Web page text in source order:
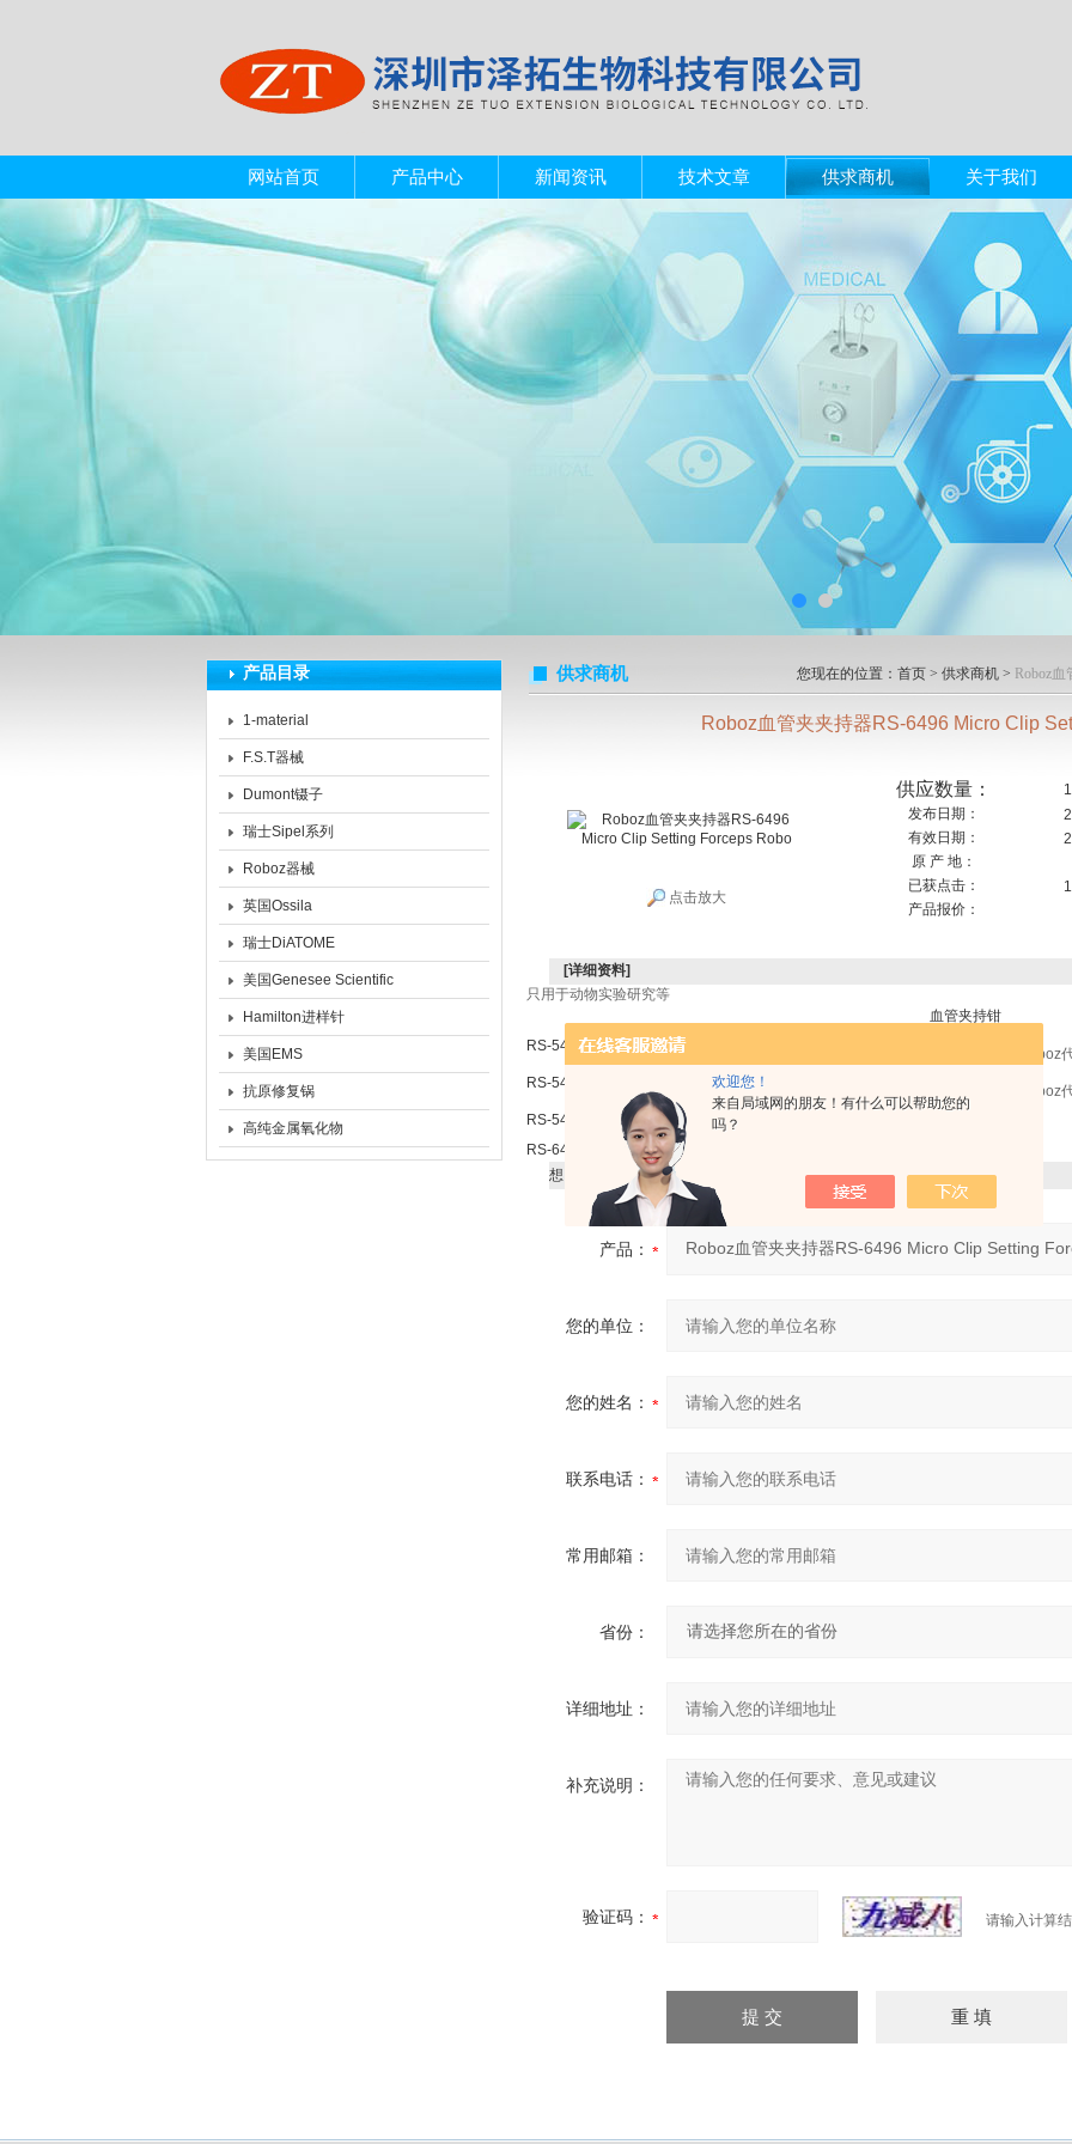
欢迎您！
来自局域网的朋友！有什么可以帮助您的
吗？
深圳市泽拓生物科技有限公司
网站首页 产品中心 新闻资讯 技术文章 供求商机 关于我们
产品目录
1-material
F.S.T器械
Dumont镊子
瑞士Sipel系列
Roboz器械
英国Ossila
瑞士DiATOME
美国Genesee Scientific
Hamilton进样针
美国EMS
抗原修复锅
高纯金属氧化物
供求商机 您现在的位置： 首页 > 供求商机 > Roboz
Roboz血管夹夹持器RS-6496 Micro Clip
点击放大
供应数量：
发布日期：
有效日期：
原 产 地：
已获点击：
产品报价：
[详细资料]
只用于动物实验研究等
血管夹持钳
RS-5440
Micro Clip Applying Fcp 5.75" With Lock
Roboz血管夹夹持器RS-6496 Micro Clip Setting Forceps Roboz
RS-5450
Schwartz Clip Applying Forceps 8"
Roboz血管夹夹持器RS-6496 Micro Clip Setting Forceps Roboz
RS-5480
Stainless Steel Micro Clip Applying Forceps With Lock
z代理
RS-6496
Micro Clip Setting Forceps 4.75 "
想了解更详细的产品信息，填写下表直接与我们联系：
产品：
您的单位：
您的姓名：
联系电话：
常用邮箱：
省份：
详细地址：
补充说明：
验证码： 请输入计算